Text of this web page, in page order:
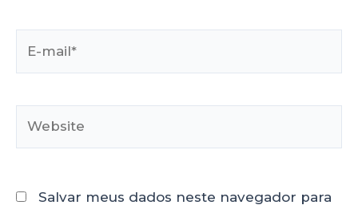
Salvar meus dados neste navegador para